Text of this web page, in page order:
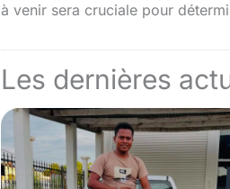
à venir sera cruciale pour
Les dernières